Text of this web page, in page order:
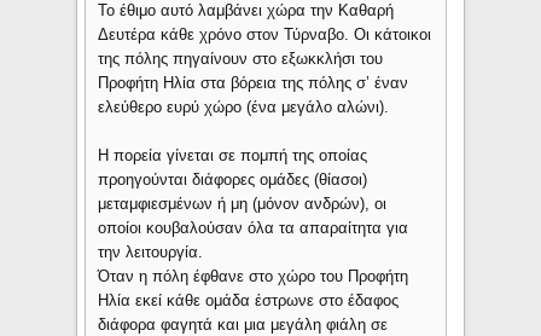
Το έθιμο αυτό λαμβάνει χώρα την Καθαρή
Δευτέρα κάθε χρόνο στον Τύρναβο. Οι κάτοικοι
της πόλης πηγαίνουν στο εξωκκλήσι του
Προφήτη Ηλία στα βόρεια της πόλης σ’ έναν
ελεύθερο ευρύ χώρο (ένα μεγάλο αλώνι).
Η πορεία γίνεται σε πομπή της οποίας
προηγούνται διάφορες ομάδες (θίασοι)
μεταμφιεσμένων ή μη (μόνον ανδρών), οι
οποίοι κουβαλούσαν όλα τα απαραίτητα για
την λειτουργία.
Όταν η πόλη έφθανε στο χώρο του Προφήτη
Ηλία εκεί κάθε ομάδα έστρωνε στο έδαφος
διάφορα φαγητά και μια μεγάλη φιάλη σε